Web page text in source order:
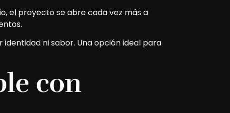
el proyecto se abre cada vez más a
identidad ni sabor. Una opción ideal para
con